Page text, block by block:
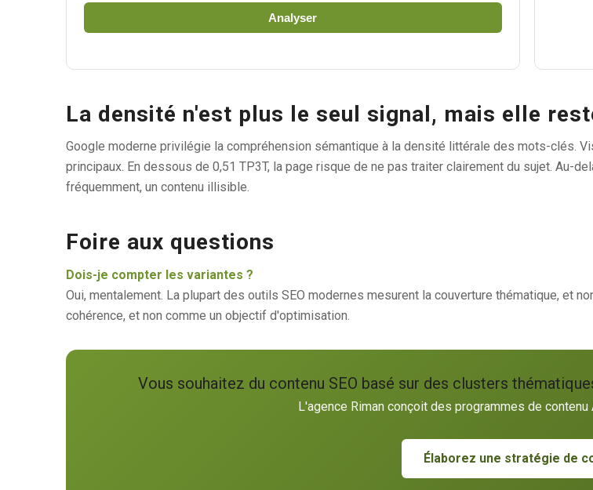
Analyser
La densité n'est plus le seul signal, mais elle
Google moderne privilégie la compréhension sémantique à la densité littérale des mots-clés.
principaux. En dessous de 0,51 TP3T, la page risque de ne pas traiter clairement du sujet. Au-
fréquemment, un contenu illisible.
Foire aux questions
Dois-je compter les variantes ?
Oui, mentalement. La plupart des outils SEO modernes mesurent la couverture thématique, et
cohérence, et non comme un objectif d'optimisation.
Vous souhaitez du contenu SEO basé sur des clusters
L'agence Riman conçoit des programmes de contenu
Élaborez une stratégie de